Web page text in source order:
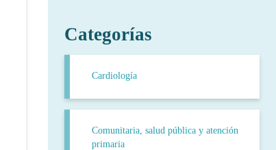
Categorías
Cardiología
Comunitaria, salud pública y atención
primaria